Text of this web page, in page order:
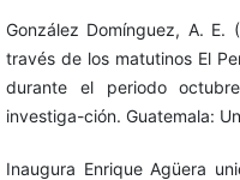
González Domínguez, A.
través de los matutinos El
durante el periodo
investiga-ción. Guatemala:
Inaugura Enrique Agüera